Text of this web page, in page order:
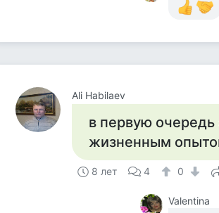
Ali Habilaev
в первую очередь
жизненным
8 лет 4 0
Valentina